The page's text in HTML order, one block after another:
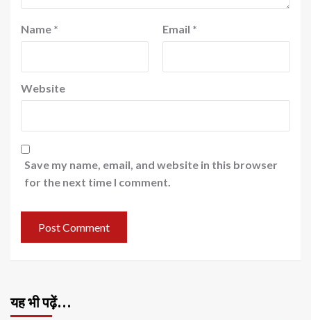
Name * Email *
Website
Save my name, email, and website in this browser
for the next time I comment.
यह भी पढ़ें…